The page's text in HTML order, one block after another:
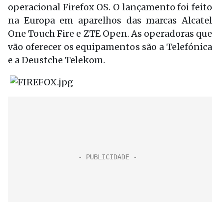
operacional Firefox OS. O lançamento foi feito
na Europa em aparelhos das marcas Alcatel
One Touch Fire e ZTE Open. As operadoras que
vão oferecer os equipamentos são a Telefónica
e a Deustche Telekom.